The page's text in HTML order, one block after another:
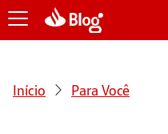
Início Para Você